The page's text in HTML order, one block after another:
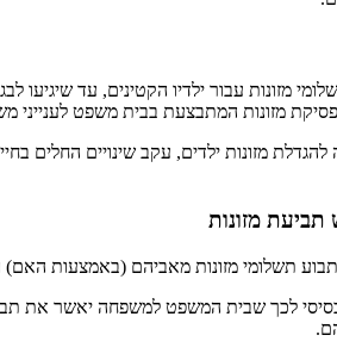
מזונות עבור ילדיו הקטינים, עד
מזונות המתבצעת בבית משפט לענייני
מזונות ילדים, עקב שינויים החלים
מזונות
תשלומי מזונות מאביהם (באמצעות
לכך שבית המשפט למשפחה יאשר את